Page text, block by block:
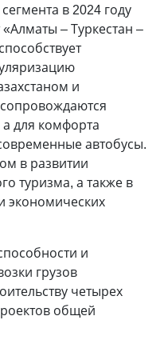
в 2024 году
– Туркестан –
и
для комфорта
автобусы.
в развитии
туризма, а также в
экономических
и
грузов
четырех
общей